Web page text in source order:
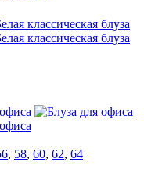
, 58, 60, 62, 64